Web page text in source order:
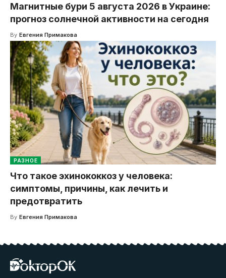
Магнитные бури 5 августа 2026 в Украине:
прогноз солнечной активности на сегодня
By Евгения Примакова
РАЗНОЕ
Что такое эхинококкоз у человека:
симптомы, причины, как лечить и
предотвратить
By Евгения Примакова